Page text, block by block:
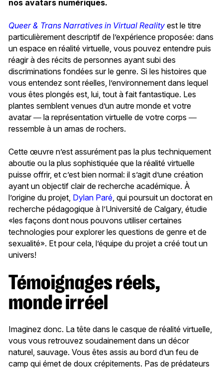
nos avatars numériques.
Queer & Trans Narratives in Virtual Reality est le titre
particulièrement descriptif de l’expérience proposée: dans
un espace en réalité virtuelle, vous pouvez entendre puis
réagir à des récits de personnes ayant subi des
discriminations fondées sur le genre. Si les histoires que
vous entendez sont réelles, l’environnement dans lequel
vous êtes plongés est, lui, tout à fait fantastique. Les
plantes semblent venues d’un autre monde et votre
avatar ― la représentation virtuelle de votre corps ―
ressemble à un amas de rochers.
Cette œuvre n’est assurément pas la plus techniquement
aboutie ou la plus sophistiquée que la réalité virtuelle
puisse offrir, et c’est bien normal: il s’agit d’une création
ayant un objectif clair de recherche académique. À
l’origine du projet, Dylan Paré , qui poursuit un doctorat en
recherche pédagogique à l’Université de Calgary, étudie
«les façons dont nous pouvons utiliser certaines
technologies pour explorer les questions de genre et de
sexualité». Et pour cela, l’équipe du projet a créé tout un
univers!
Témoignages réels,
monde irréel
Imaginez donc. La tête dans le casque de réalité virtuelle,
vous vous retrouvez soudainement dans un décor
naturel, sauvage. Vous êtes assis au bord d’un feu de
camp qui émet de doux crépitements. Pas de prédateurs